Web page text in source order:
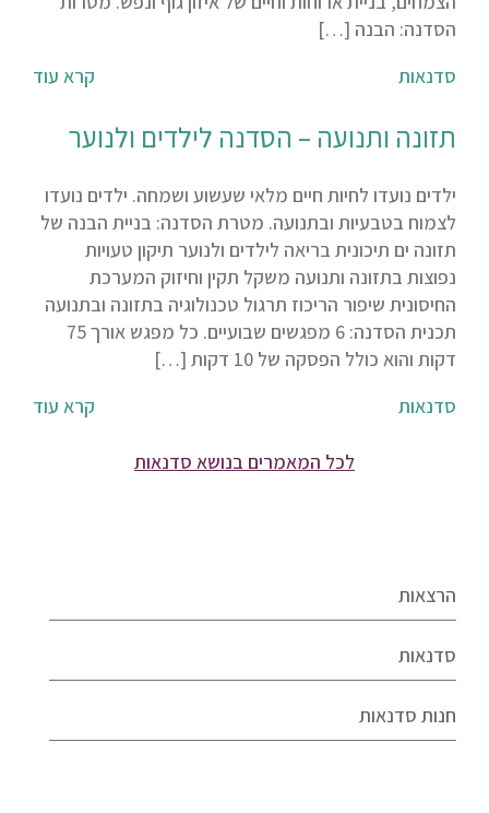
הסדנה: הבנה […]
סדנאות
קרא עוד
תזונה ותנועה – הסדנה לילדים ולנוער
ילדים נועדו לחיות חיים מלאי שעשוע ושמחה. ילדים נועדו
לצמוח בטבעיות ובתנועה. מטרת הסדנה: בניית הבנה של
תזונה ים תיכונית בריאה לילדים ולנוער תיקון טעויות
נפוצות בתזונה ותנועה משקל תקין וחיזוק המערכת
החיסונית שיפור הריכוז תרגול טכנולוגיה בתזונה ובתנועה
תכנית הסדנה: 6 מפגשים שבועיים. כל מפגש אורך 75
דקות והוא כולל הפסקה של 10 דקות […]
סדנאות
קרא עוד
לכל המאמרים בנושא סדנאות
הרצאות
סדנאות
חנות סדנאות